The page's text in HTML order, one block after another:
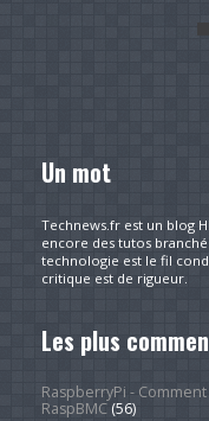
Un mot
Technews.fr est un blog
encore des tutos
technologie est le fil
critique est de rigueur.
Les plus
RaspberryPi -
RaspBMC(56)